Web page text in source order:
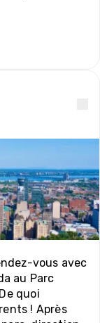
vous avec
au Parc
quoi
! Après